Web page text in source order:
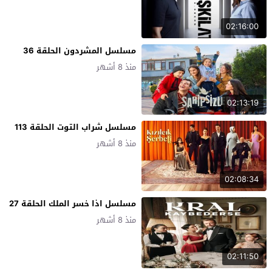
02:16:00
02:13:19
مسلسل المشردون الحلقة 36
منذ 8 أشهر
02:08:34
مسلسل شراب التوت الحلقة 113
منذ 8 أشهر
02:11:50
مسلسل اذا خسر الملك الحلقة 27
منذ 8 أشهر